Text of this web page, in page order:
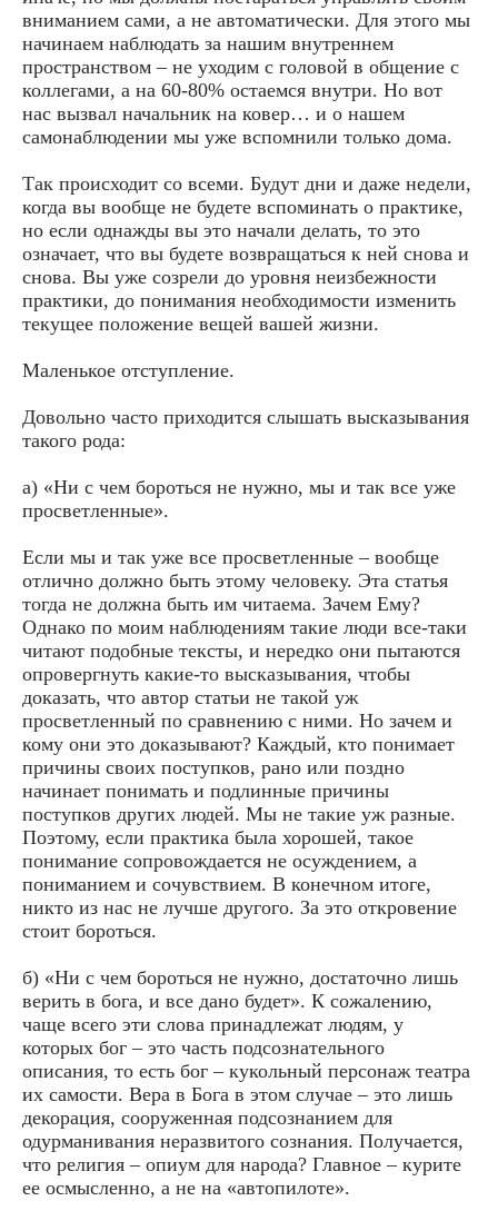
вниманием сами, а не автоматически. Для этого мы
начинаем наблюдать за нашим внутреннем
пространством – не уходим с головой в общение с
коллегами, а на 60-80% остаемся внутри. Но вот
нас вызвал начальник на ковер… и о нашем
самонаблюдении мы уже вспомнили только дома.
Так происходит со всеми. Будут дни и даже недели,
когда вы вообще не будете вспоминать о практике,
но если однажды вы это начали делать, то это
означает, что вы будете возвращаться к ней снова и
снова. Вы уже созрели до уровня неизбежности
практики, до понимания необходимости изменить
текущее положение вещей вашей жизни.
Маленькое отступление.
Довольно часто приходится слышать высказывания
такого рода:
а) «Ни с чем бороться не нужно, мы и так все уже
просветленные».
Если мы и так уже все просветленные – вообще
отлично должно быть этому человеку. Эта статья
тогда не должна быть им читаема. Зачем Ему?
Однако по моим наблюдениям такие люди все-таки
читают подобные тексты, и нередко они пытаются
опровергнуть какие-то высказывания, чтобы
доказать, что автор статьи не такой уж
просветленный по сравнению с ними. Но зачем и
кому они это доказывают? Каждый, кто понимает
причины своих поступков, рано или поздно
начинает понимать и подлинные причины
поступков других людей. Мы не такие уж разные.
Поэтому, если практика была хорошей, такое
понимание сопровождается не осуждением, а
пониманием и сочувствием. В конечном итоге,
никто из нас не лучше другого. За это откровение
стоит бороться.
б) «Ни с чем бороться не нужно, достаточно лишь
верить в бога, и все дано будет». К сожалению,
чаще всего эти слова принадлежат людям, у
которых бог – это часть подсознательного
описания, то есть бог – кукольный персонаж театра
их самости. Вера в Бога в этом случае – это лишь
декорация, сооруженная подсознанием для
одурманивания неразвитого сознания. Получается,
что религия – опиум для народа? Главное – курите
ее осмысленно, а не на «автопилоте».